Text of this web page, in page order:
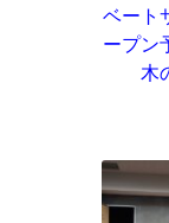
ベート
ープン
木